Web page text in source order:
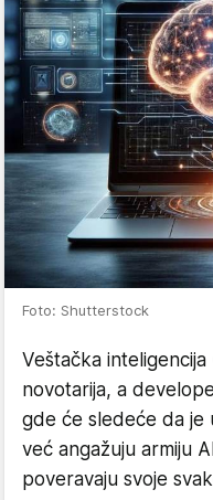
Foto: Shutterstock
Veštačka
novotarija, a
gde će sledeće da je
već angažuju armiju
poveravaju svoje